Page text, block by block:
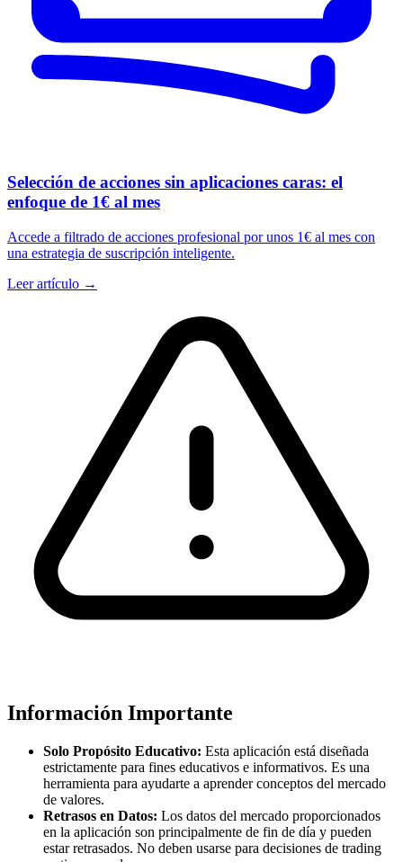
Selección de acciones sin aplicaciones caras: el
enfoque de 1€ al mes
Accede a filtrado de acciones profesional por unos 1€ al mes con
una estrategia de suscripción inteligente.
Leer artículo →
Información Importante
Solo Propósito Educativo: Esta aplicación está diseñada
estrictamente para fines educativos e informativos. Es una
herramienta para ayudarte a aprender conceptos del mercado
de valores.
Retrasos en Datos: Los datos del mercado proporcionados
en la aplicación son principalmente de fin de día y pueden
estar retrasados. No deben usarse para decisiones de trading